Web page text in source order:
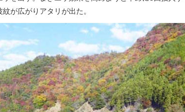
が広がりアタリが出た。